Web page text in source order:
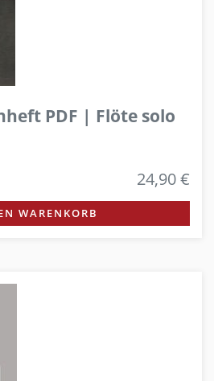
PDF | Flöte solo
24,90 €
WARENKORB